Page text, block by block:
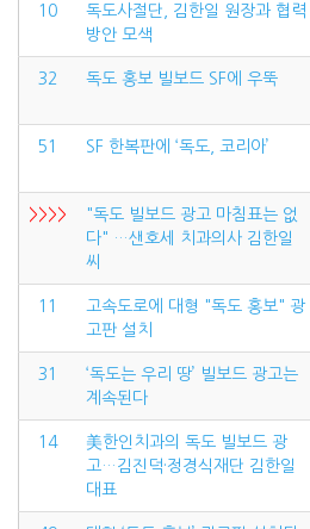
10
독도사절단, 김한일 원장과 협력
방안 모색
32 독도 홍보 빌보드 SF에 우뚝
51 SF 한복판에 ‘독도, 코리아’
>>>>
"독도 빌보드 광고 마침표는 없
다" …샌호세 치과의사 김한일
씨
11
고속도로에 대형 "독도 홍보" 광
고판 설치
31
‘독도는 우리 땅’ 빌보드 광고는
계속된다
14
美한인치과의 독도 빌보드 광
고…김진덕·정경식재단 김한일
대표